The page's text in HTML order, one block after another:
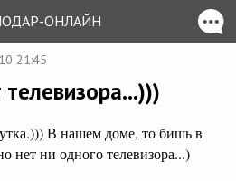
ОНЛАЙН
21:45
В нашем доме, то бишь в
нет ни одного телевизора...)